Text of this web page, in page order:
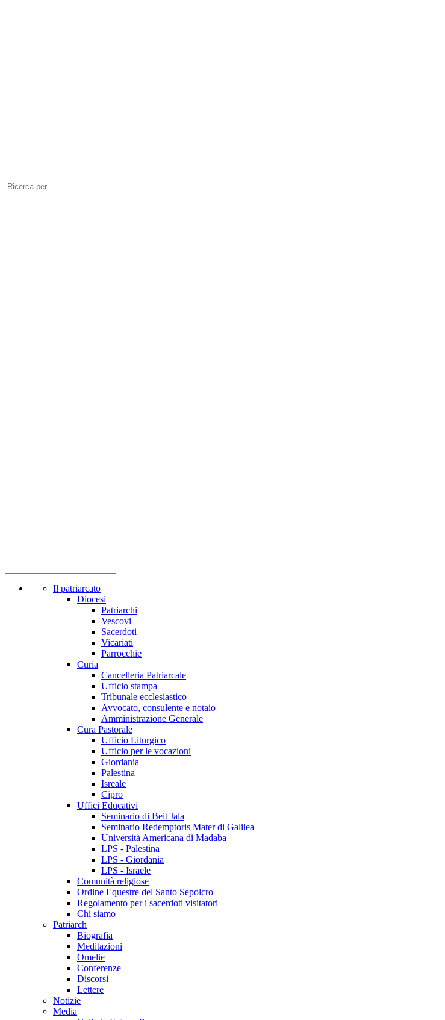
Il patriarcato
Diocesi
Patriarchi
Vescovi
Sacerdoti
Vicariati
Parrocchie
Curia
Cancelleria Patriarcale
Ufficio stampa
Tribunale ecclesiastico
Avvocato, consulente e notaio
Amministrazione Generale
Cura Pastorale
Ufficio Liturgico
Ufficio per le vocazioni
Giordania
Palestina
Isreale
Cipro
Uffici Educativi
Seminario di Beit Jala
Seminario Redemptoris Mater di Galilea
Università Americana di Madaba
LPS - Palestina
LPS - Giordania
LPS - Israele
Comunità religiose
Ordine Equestre del Santo Sepolcro
Regolamento per i sacerdoti visitatori
Chi siamo
Patriarch
Biografia
Meditazioni
Omelie
Conferenze
Discorsi
Lettere
Notizie
Media